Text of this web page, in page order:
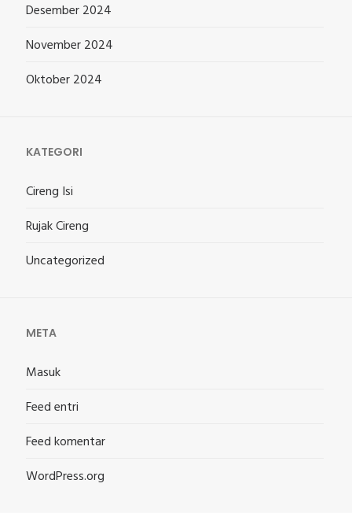
Desember 2024
November 2024
Oktober 2024
KATEGORI
Cireng Isi
Rujak Cireng
Uncategorized
META
Masuk
Feed entri
Feed komentar
WordPress.org